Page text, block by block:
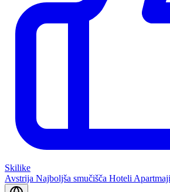
Skilike
Avstrija Najboljša smučišča Hoteli Apartmaji